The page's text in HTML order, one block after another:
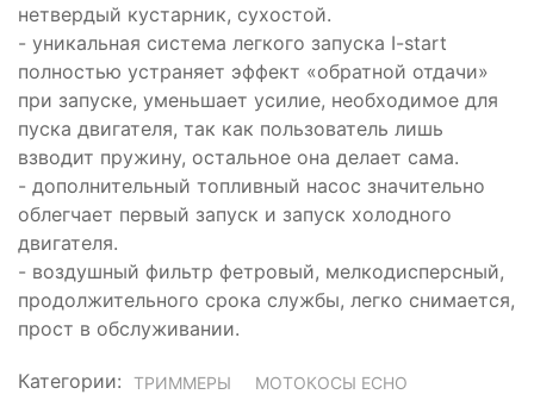
нетвердый кустарник, сухостой.
- уникальная система легкого запуска I-start
полностью устраняет эффект «обратной отдачи»
при запуске, уменьшает усилие, необходимое для
пуска двигателя, так как пользователь лишь
взводит пружину, остальное она делает сама.
- дополнительный топливный насос значительно
облегчает первый запуск и запуск холодного
двигателя.
- воздушный фильтр фетровый, мелкодисперсный,
продолжительного срока службы, легко снимается,
прост в обслуживании.
Категории: ТРИММЕРЫ МОТОКОСЫ ECHO